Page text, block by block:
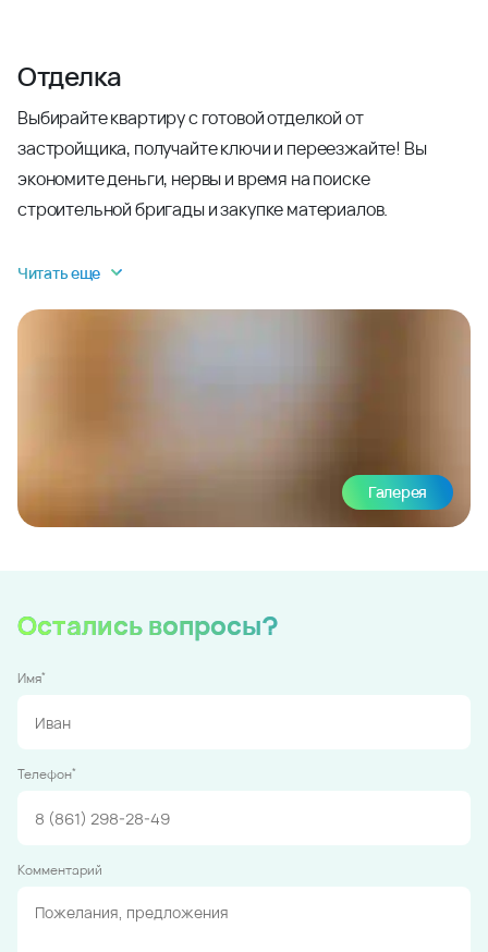
Отделка
Выбирайте квартиру с готовой отделкой от
застройщика, получайте ключи и переезжайте! Вы
экономите деньги, нервы и время на поиске
строительной бригады и закупке материалов.
Читать еще
Галерея
Остались вопросы?
Имя*
Телефон*
Комментарий